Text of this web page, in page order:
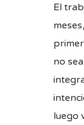
El
no
luego